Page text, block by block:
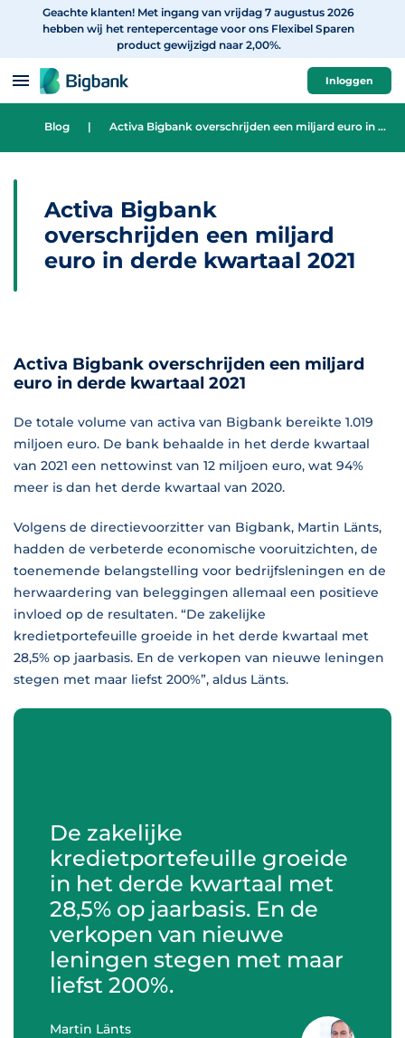
Spring naar onderwerp
Geachte klanten! Met ingang van vrijdag 7 augustus 2026
hebben wij het rentepercentage voor ons Flexibel Sparen
product gewijzigd naar 2,00%.
Inloggen
Blog | Activa Bigbank overschrijden een miljard euro in derde kwartaal 2021
Activa Bigbank
overschrijden een miljard
euro in derde kwartaal 2021
Activa Bigbank overschrijden een miljard
euro in derde kwartaal 2021
De totale volume van activa van Bigbank bereikte 1.019
miljoen euro. De bank behaalde in het derde kwartaal
van 2021 een nettowinst van 12 miljoen euro, wat 94%
meer is dan het derde kwartaal van 2020.
Volgens de directievoorzitter van Bigbank, Martin Länts,
hadden de verbeterde economische vooruitzichten, de
toenemende belangstelling voor bedrijfsleningen en de
herwaardering van beleggingen allemaal een positieve
invloed op de resultaten. “De zakelijke
kredietportefeuille groeide in het derde kwartaal met
28,5% op jaarbasis. En de verkopen van nieuwe leningen
stegen met maar liefst 200%”, aldus Länts.
De zakelijke
kredietportefeuille groeide
in het derde kwartaal met
28,5% op jaarbasis. En de
verkopen van nieuwe
leningen stegen met maar
liefst 200%.
Martin Länts